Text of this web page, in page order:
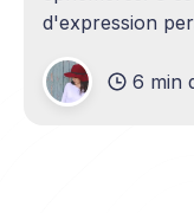
d'expression
contextes dans
homme soigné
6 min